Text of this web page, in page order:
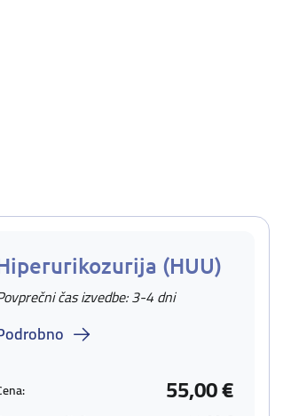
(HUU)
čas izvedbe: 3-4 dni
55,00 €